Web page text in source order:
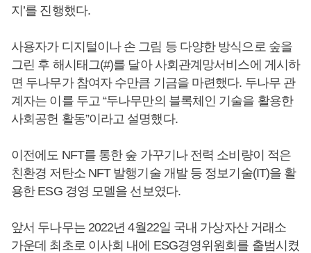
지’를 진행했다.
사용자가 디지털이나 손 그림 등 다양한 방식으로 숲을
그린 후 해시태그(#)를 달아 사회관계망서비스에 게시하
면 두나무가 참여자 수만큼 기금을 마련했다. 두나무 관
계자는 이를 두고 “두나무만의 블록체인 기술을 활용한
사회공헌 활동”이라고 설명했다.
이전에도 NFT를 통한 숲 가꾸기나 전력 소비량이 적은
친환경 저탄소 NFT 발행기술 개발 등 정보기술(IT)을 활
용한 ESG 경영 모델을 선보였다.
앞서 두나무는 2022년 4월22일 국내 가상자산 거래소
가운데 최초로 이사회 내에 ESG경영위원회를 출범시켰